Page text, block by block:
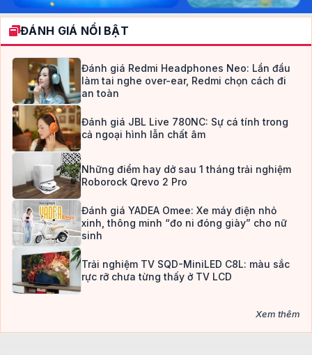
ĐÁNH GIÁ NỔI BẬT
Đánh giá Redmi Headphones Neo: Lần đầu
làm tai nghe over-ear, Redmi chọn cách đi
an toàn
Đánh giá JBL Live 780NC: Sự cá tính trong
cả ngoại hình lẫn chất âm
Những điểm hay dở sau 1 tháng trải nghiệm
Roborock Qrevo 2 Pro
Đánh giá YADEA Omee: Xe máy điện nhỏ
xinh, thông minh “đo ni đóng giày” cho nữ
sinh
Trải nghiệm TV SQD-MiniLED C8L: màu sắc
rực rỡ chưa từng thấy ở TV LCD
Xem thêm